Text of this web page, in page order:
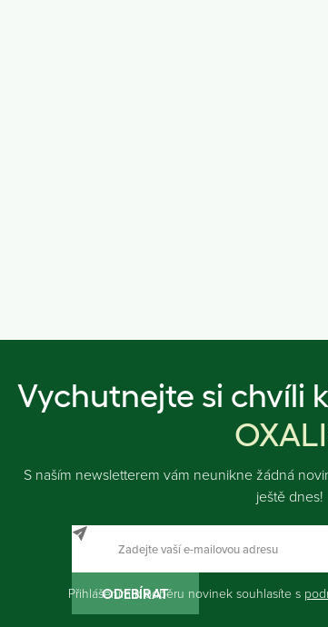
Vychutnejte si chvíli
S naším newsletterem vám neunikne žádná
ještě dnes!
ODEBÍRAT
Přihlášením k odběru novinek souhlasíte s